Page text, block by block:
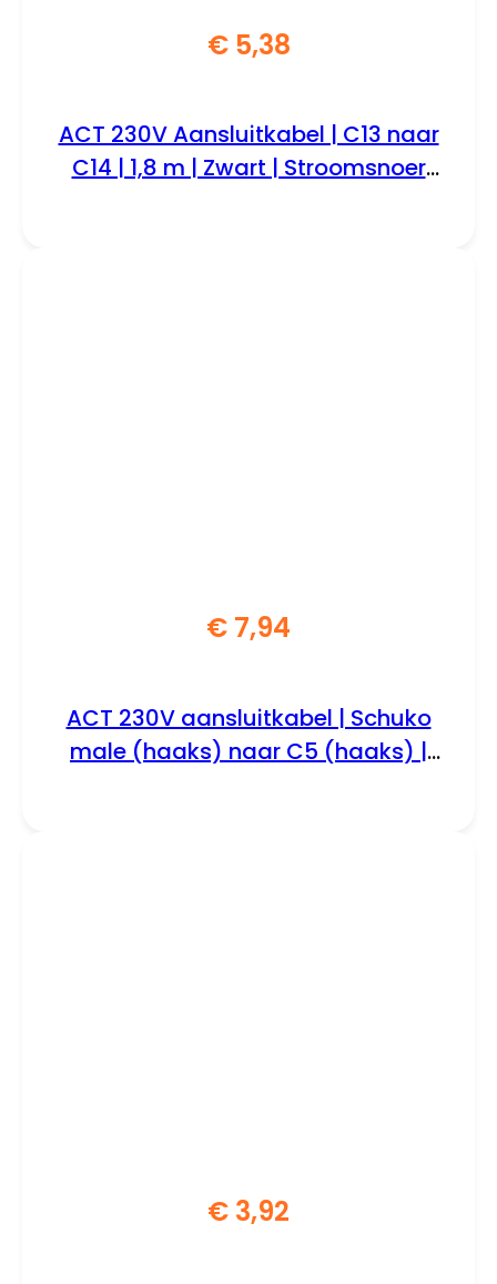
€5,38
ACT 230V Aansluitkabel | C13 naar
C14 | 1,8 m | Zwart | Stroomsnoer
€ 7,94
ACT 230V aansluitkabel | Schuko
male (haaks) naar C5 (haaks) |
€ 3,92